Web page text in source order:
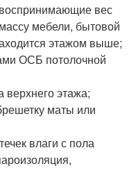
вес
мебели, бытовой
этажом выше;
ОСБ потолочной
верхнего этажа;
маты или
влаги с пола